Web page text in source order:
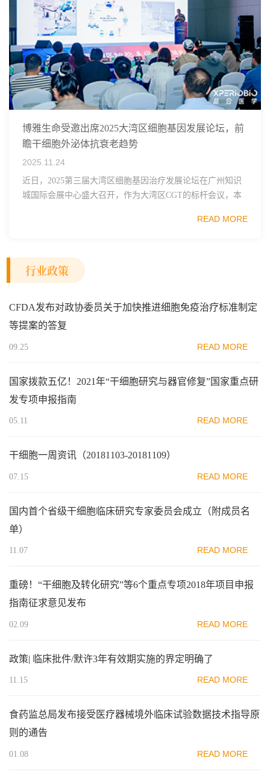
博雅生命受邀出席2025大湾区细胞基因发展论坛，前
瞻干细胞外泌体抗衰老趋势
2025.11.24
近日，2025第三届大湾区细胞基因治疗发展论坛在广州知识
城国际会展中心盛大召开，作为大湾区CGT的标杆会议，本
READ MORE
行业政策
CFDA发布对政协委员关于加快推进细胞免疫治疗标准制定
等提案的答复
09.25 READ MORE
国家拨款五亿！2021年“干细胞研究与器官修复”国家重点研
发专项申报指南
05.11 READ MORE
干细胞一周资讯（20181103-20181109）
07.15 READ MORE
国内首个省级干细胞临床研究专家委员会成立（附成员名
单）
11.07 READ MORE
重磅！“干细胞及转化研究”等6个重点专项2018年项目申报
指南征求意见发布
02.09 READ MORE
政策| 临床批件/默许3年有效期实施的界定明确了
11.15 READ MORE
食药监总局发布接受医疗器械境外临床试验数据技术指导原
则的通告
01.08 READ MORE